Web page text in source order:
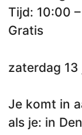
Tijd: 10:00
Gratis
zaterdag
Je komt in
als je: in